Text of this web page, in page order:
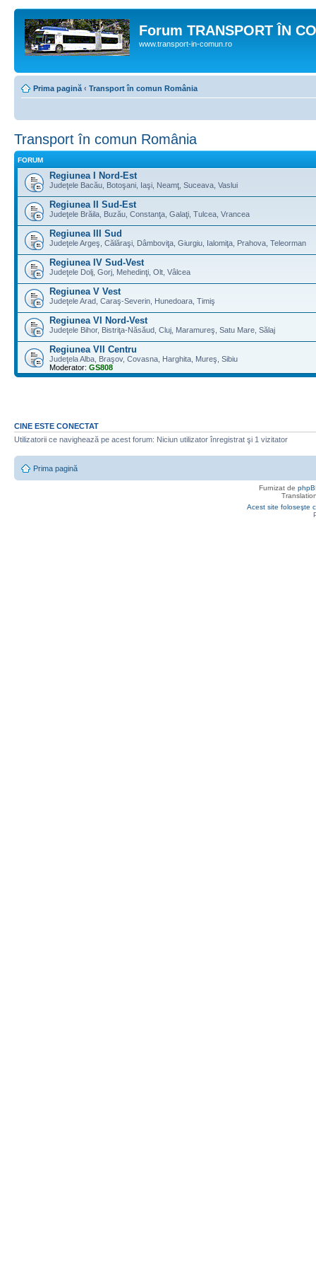
Forum TRANSPORT ÎN
www.transport-in-comun.ro
Prima pagină ‹ Transport în comun România
Transport în comun România
FORUM
Regiunea I Nord-Est
Judeţele Bacău, Botoşani, Iaşi, Neamţ, Suceava, Vaslui
Regiunea II Sud-Est
Judeţele Brăila, Buzău, Constanţa, Galaţi, Tulcea, Vrancea
Regiunea III Sud
Judeţele Argeş, Călăraşi, Dâmboviţa, Giurgiu, Ialomiţa, Prahova, Teleorman
Regiunea IV Sud-Vest
Judeţele Dolj, Gorj, Mehedinţi, Olt, Vâlcea
Regiunea V Vest
Judeţele Arad, Caraş-Severin, Hunedoara, Timiş
Regiunea VI Nord-Vest
Judeţele Bihor, Bistriţa-Năsăud, Cluj, Maramureş, Satu Mare, Sălaj
Regiunea VII Centru
Judeţela Alba, Braşov, Covasna, Harghita, Mureş, Sibiu
Moderator: GS808
CINE ESTE CONECTAT
Utilizatorii ce navighează pe acest forum: Niciun utilizator înregistrat şi 1 vizitator
Prima pagină
Furnizat de
Acest site foloseşte